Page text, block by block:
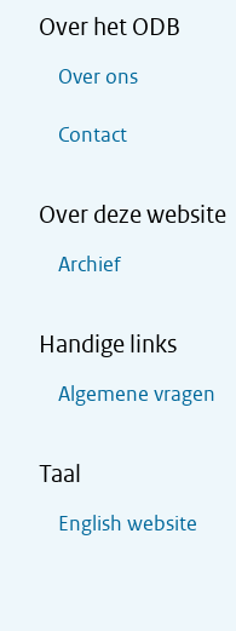
Over het ODB
Over ons
Contact
Over deze website
Archief
Handige links
Algemene vragen
Taal
English website